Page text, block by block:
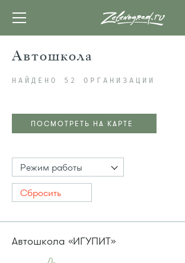
Автошкола
НАЙДЕНО 52 ОРГАНИЗАЦИИ
ПОСМОТРЕТЬ НА КАРТЕ
Режим работы
Сбросить
Автошкола «ИГУПИТ»